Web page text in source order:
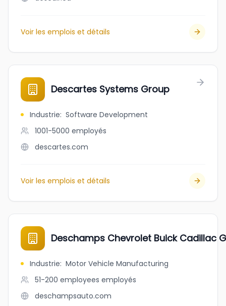
Voir les emplois et détails
Descartes Systems Group
Industrie: Software Development
1001-5000 employés
descartes.com
Voir les emplois et détails
Deschamps Chevrolet Buick Cadillac
Industrie: Motor Vehicle Manufacturing
51-200 employees employés
deschampsauto.com